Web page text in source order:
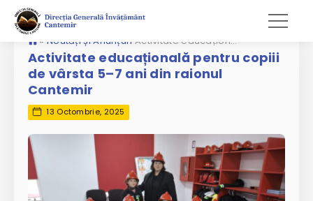
» Noutăți și Anunțuri Activitate educațională pentru copiii de vârsta 5–7 ani din raionul Cantemir
Activitate educațională pentru copiii
de vârsta 5–7 ani din raionul
Cantemir
13 Octombrie, 2025